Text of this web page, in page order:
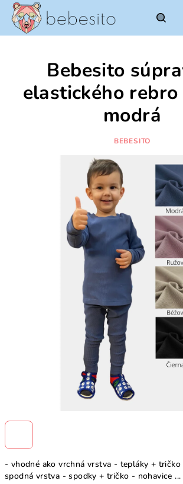
Prejsť
obsah
- vhodné ako vrchná vrstva - tepláky +
spodná vrstva - spodky + tričko - nohavice ...
Bebesito
elastického
modrá
BEBESITO